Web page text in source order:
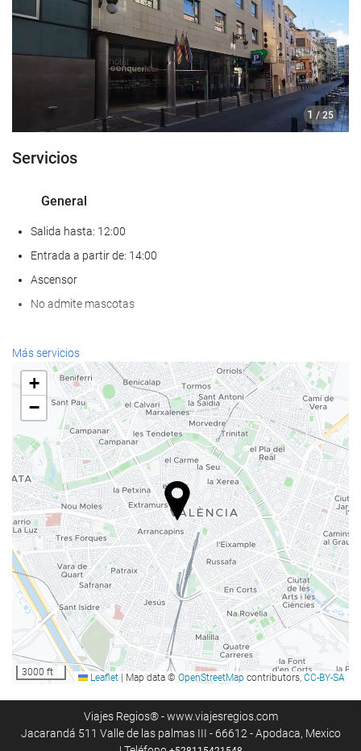
1 / 25
Servicios
General
Salida hasta: 12:00
Entrada a partir de: 14:00
Ascensor
No admite mascotas
Comida y bebida
Restaurante a la carta
Bar
Cafetera en zonas comunes
Servicios de recepción
Recepción 24 horas
Guardaequipaje
Instalaciones de negocios
Centro de negocios
Acceso a Internet
Wifi gratis
Servicio de limpieza
Servicio de lavandería
Más servicios
+
−
3000 ft Leaflet | Map data © OpenStreetMap contributors, CC-BY-SA
Viajes Regios® - www.viajesregios.com
Jacarandá 511 Valle de las palmas III - 66612 - Apodaca, Mexico